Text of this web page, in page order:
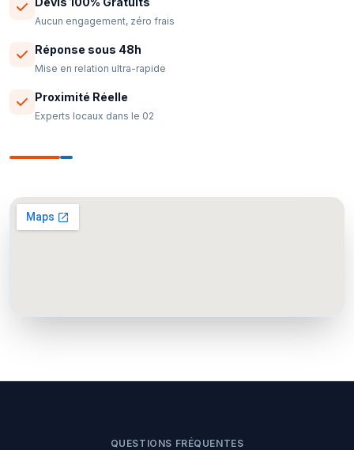
Aucun engagement, zéro frais
Réponse sous 48h
Mise en relation ultra-rapide
Proximité Réelle
Experts locaux dans le 02
QUESTIONS FRÉQUENTES